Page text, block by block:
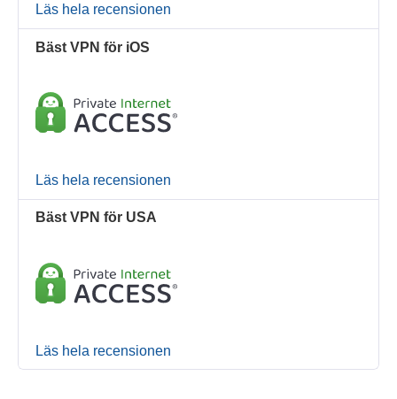
Läs hela recensionen
Bäst VPN för iOS
Läs hela recensionen
Bäst VPN för USA
Läs hela recensionen